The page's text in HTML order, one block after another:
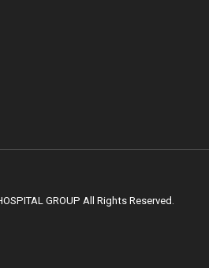
ル上大岡
GROUP All Rights Reserved.